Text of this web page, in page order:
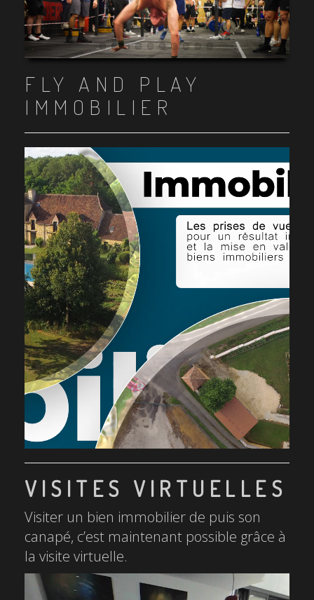
Item 1
Item 2
Item 3
Item 4
Item 5
Item 6
Item 7
Item 8
Item 9
Item 10
FLY AND PLAY
IMMOBILIER
VISITES VIRTUELLES
Visiter un bien immobilier de puis son
canapé, c’est maintenant possible grâce à
la visite virtuelle.